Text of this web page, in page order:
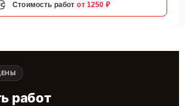
Стоимость работ от 1250 ₽
работ